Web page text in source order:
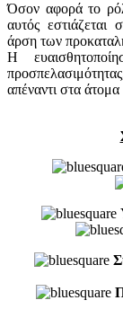
Όσον αφορά το
αυτός εστιάζεται
άρση των
Η
απέναντι στα